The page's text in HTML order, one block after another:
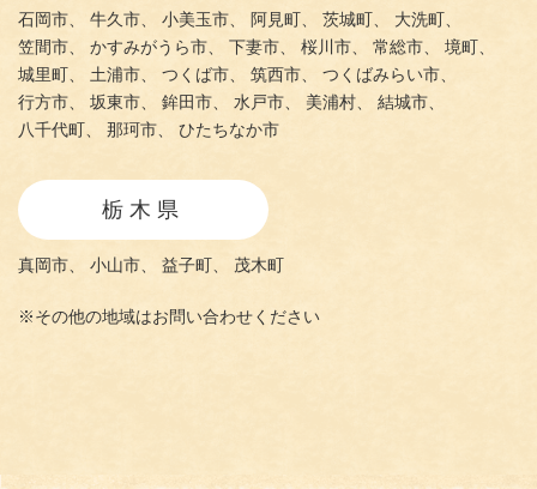
石岡市、 牛久市、 小美玉市、 阿見町、 茨城町、
大洗町、
笠間市、
かすみがうら市、 下妻市、 桜川市、 常総市、
境町、
城里町、
土浦市、 つくば市、 筑西市、
つくばみらい市、
行方市、
坂東市、 鉾田市、 水戸市、 美浦村、
結城市、
八千代町、
那珂市、 ひたちなか市
栃木県
真岡市、 小山市、 益子町、 茂木町
※その他の地域はお問い合わせください